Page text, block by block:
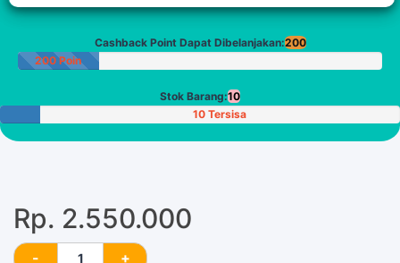
Cashback Point Dapat Dibelanjakan:200
200 Poin
Stok Barang:10
10 Tersisa
Rp. 2.550.000